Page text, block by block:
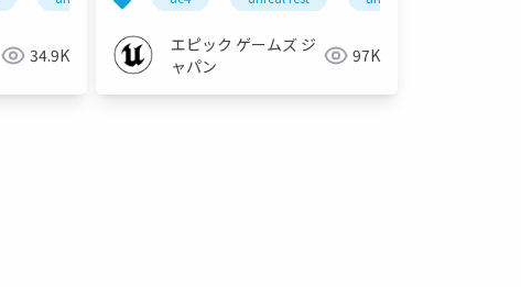
34.9K
<Texture Streaming, メモリプ
ロファイル, Auto Instancing編
>【UNREAL FEST EAST 2019】
エピック ゲームズ ジ
ャパン
97K